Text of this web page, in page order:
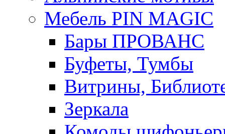
Мебель PIN MAGIС
Бары ПРОВАНС
Буфеты, Тумбы
Витрины,
Зеркала